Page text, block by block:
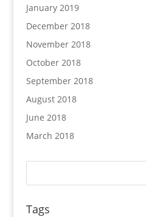
January 2019
December 2018
November 2018
October 2018
September 2018
August 2018
June 2018
March 2018
Tags